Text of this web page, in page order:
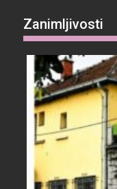
Zanimljivosti